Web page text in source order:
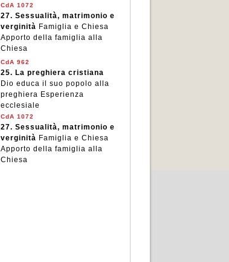
CdA 1072
27. Sessualità, matrimonio e
verginità Famiglia e Chiesa
Apporto della famiglia alla
Chiesa
CdA 962
25. La preghiera cristiana
Dio educa il suo popolo alla
preghiera Esperienza
ecclesiale
CdA 1072
27. Sessualità, matrimonio e
verginità Famiglia e Chiesa
Apporto della famiglia alla
Chiesa